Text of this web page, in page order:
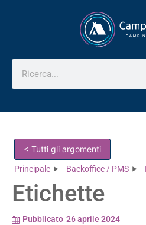
< Tutti gli argomenti
Principale Backoffice / PMS
Etichette
Pubblicato 26 aprile 2024